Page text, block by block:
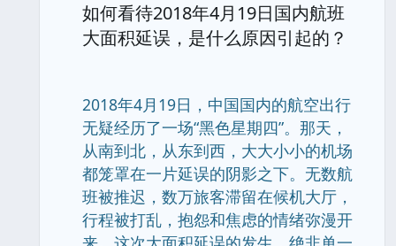
如何看待2018年4月19日国内航班
大面积延误，是什么原因引起的？
2018年4月19日，中国国内的航空出行
无疑经历了一场“黑色星期四”。那天，
从南到北，从东到西，大大小小的机场
都笼罩在一片延误的阴影之下。无数航
班被推迟，数万旅客滞留在候机大厅，
行程被打乱，抱怨和焦虑的情绪弥漫开